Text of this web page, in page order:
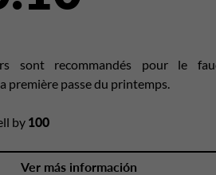
sont recommandés pour le
première passe du printemps.
by 100
Ver más información